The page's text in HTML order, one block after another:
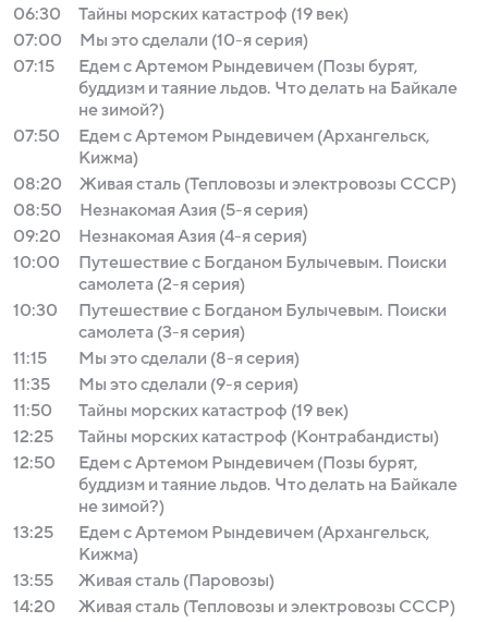
06:30
Тайны морских катастроф (19 век)
07:00
Мы это сделали (10-я серия)
07:15
Едем с Артемом Рындевичем (Позы бурят,
буддизм и таяние льдов. Что делать на Байкале
не зимой?)
07:50
Едем с Артемом Рындевичем (Архангельск,
Кижма)
08:20
Живая сталь (Тепловозы и электровозы СССР)
08:50
Незнакомая Азия (5-я серия)
09:20
Незнакомая Азия (4-я серия)
10:00
Путешествие с Богданом Булычевым. Поиски
самолета (2-я серия)
10:30
Путешествие с Богданом Булычевым. Поиски
самолета (3-я серия)
11:15
Мы это сделали (8-я серия)
11:35
Мы это сделали (9-я серия)
11:50
Тайны морских катастроф (19 век)
12:25
Тайны морских катастроф (Контрабандисты)
12:50
Едем с Артемом Рындевичем (Позы бурят,
буддизм и таяние льдов. Что делать на Байкале
не зимой?)
13:25
Едем с Артемом Рындевичем (Архангельск,
Кижма)
13:55
Живая сталь (Паровозы)
14:20
Живая сталь (Тепловозы и электровозы СССР)